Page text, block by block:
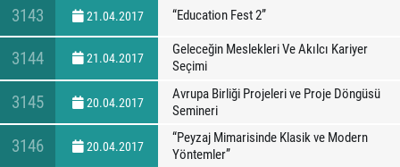
3143 21.04.2017 “Education Fest 2”
3144 21.04.2017
Geleceğin Meslekleri Ve Akılcı Kariyer
Seçimi
3145 20.04.2017
Avrupa Birliği Projeleri ve Proje Döngüsü
Semineri
3146 20.04.2017
“Peyzaj Mimarisinde Klasik ve Modern
Yöntemler”